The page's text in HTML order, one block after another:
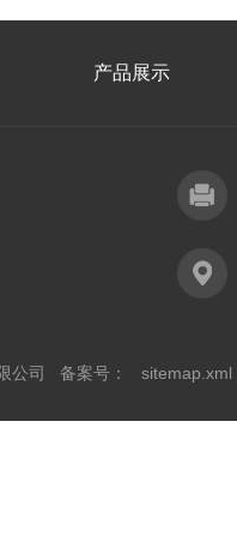
产品展示
公司 备案号： sitemap.xml